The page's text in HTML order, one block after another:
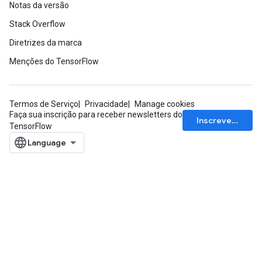
Notas da versão
Stack Overflow
Diretrizes da marca
Menções do TensorFlow
Termos de Serviço Privacidade
Manage cookies
Faça sua inscrição para receber newsletters do
TensorFlow
Inscrever-se